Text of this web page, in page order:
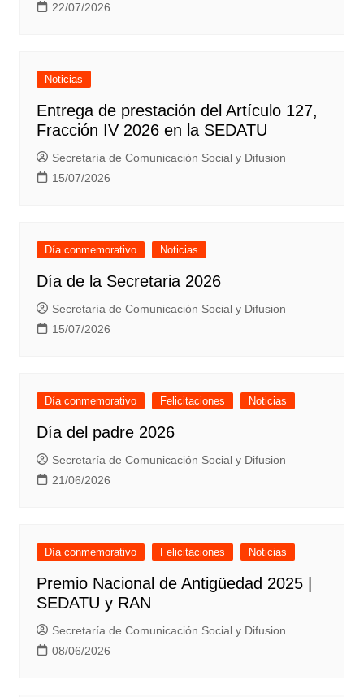
22/07/2026
Noticias
Entrega de prestación del Artículo 127,
Fracción IV 2026 en la SEDATU
Secretaría de Comunicación Social y Difusion
15/07/2026
Día conmemorativo Noticias
Día de la Secretaria 2026
Secretaría de Comunicación Social y Difusion
15/07/2026
Día conmemorativo Felicitaciones Noticias
Día del padre 2026
Secretaría de Comunicación Social y Difusion
21/06/2026
Día conmemorativo Felicitaciones Noticias
Premio Nacional de Antigüedad 2025 |
SEDATU y RAN
Secretaría de Comunicación Social y Difusion
08/06/2026